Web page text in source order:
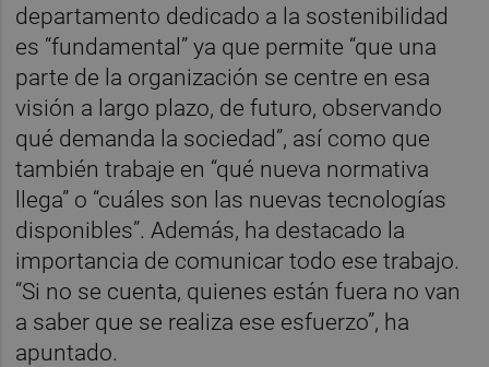
departamento dedicado a la sostenibilidad
es “fundamental” ya que permite “que una
parte de la organización se centre en esa
visión a largo plazo, de futuro, observando
qué demanda la sociedad”, así como que
también trabaje en “qué nueva normativa
llega” o “cuáles son las nuevas tecnologías
disponibles”. Además, ha destacado la
importancia de comunicar todo ese trabajo.
“Si no se cuenta, quienes están fuera no van
a saber que se realiza ese esfuerzo”, ha
apuntado.